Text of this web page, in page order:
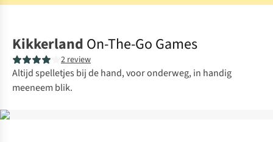
Kikkerland On-The-Go Games
2 review
Altijd spelletjes bij de hand, voor onderweg, in handig
meeneem blik.